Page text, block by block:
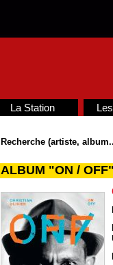
La Station
Recherche (artiste,
ALBUM "ON / OFF"